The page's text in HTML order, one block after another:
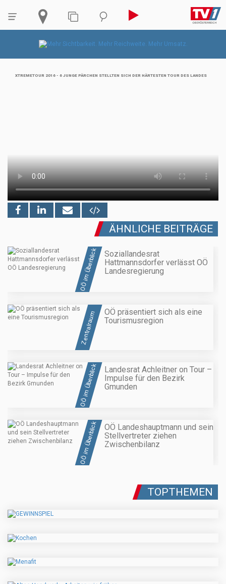
XTREMETOUR 2016 - 6 JUNGE PÄRCHEN STELLTEN SICH DER HÄRTESTEN TOUR DES LANDES
ÄHNLICHE BEITRÄGE
OÖ im Überblick
Soziallandesrat
Hattmannsdorfer verlässt OÖ
Landesregierung
Zentralraum
OÖ präsentiert sich als eine
Tourismusregion
OÖ im Überblick
Landesrat Achleitner on Tour –
Impulse für den Bezirk
Gmunden
OÖ im Überblick
OÖ Landeshauptmann und sein
Stellvertreter ziehen
Zwischenbilanz
TOPTHEMEN